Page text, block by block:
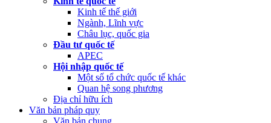
Kinh tế thế giới
Ngành, Lĩnh vực
Châu lục, quốc gia
Đầu tư quốc tế
APEC
Hội nhập quốc tế
Một số tổ chức quốc tế khác
Quan hệ song phương
Địa chỉ hữu ích
Văn bản pháp quy
Văn bản chung